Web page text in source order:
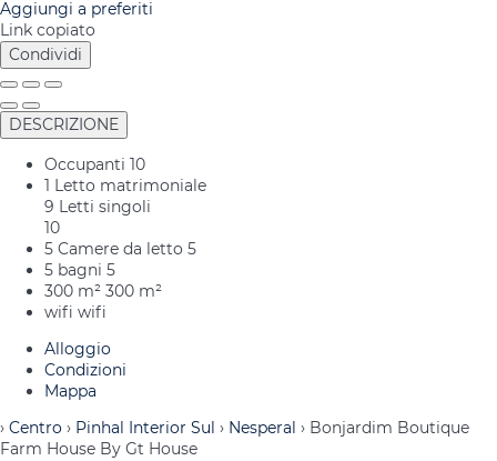
Aggiungi a preferiti
Link copiato
Condividi
DESCRIZIONE
Occupanti 10
1 Letto matrimoniale
9 Letti singoli
10
5 Camere da letto 5
5 bagni 5
300 m² 300 m²
wifi wifi
Alloggio
Condizioni
Mappa
› Centro › Pinhal Interior Sul › Nesperal › Bonjardim Boutique
Farm House By Gt House